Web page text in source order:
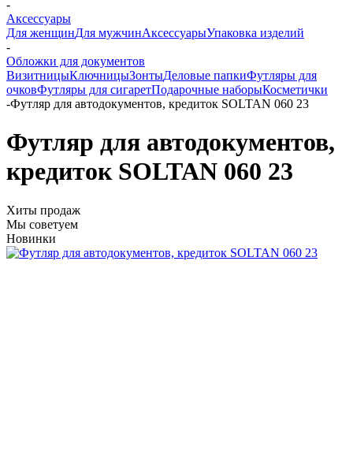
-
Аксессуары
Для женщинДля мужчинАксессуарыУпаковка изделий
-
Обложки для документов
ВизитницыКлючницыЗонтыДеловые папкиФутляры для
очковФутляры для сигаретПодарочные наборыКосметички
-Футляр для автодокументов, кредиток SOLTAN 060 23
Футляр для автодокументов,
кредиток SOLTAN 060 23
Хиты продаж
Мы советуем
Новинки